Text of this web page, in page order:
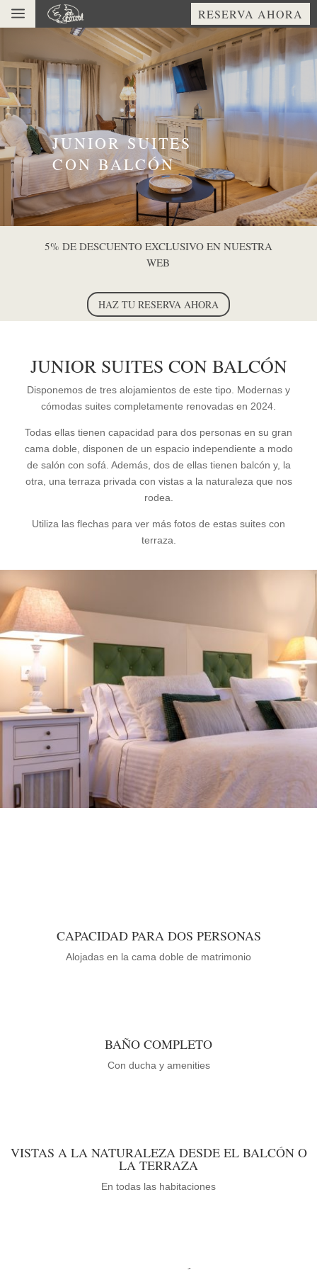
a RESERVA AHORA
JUNIOR SUITES
CON BALCÓN
5% DE DESCUENTO EXCLUSIVO EN NUESTRA
WEB
HAZ TU RESERVA AHORA
JUNIOR SUITES CON BALCÓN
Disponemos de tres alojamientos de este tipo. Modernas y
cómodas suites completamente renovadas en 2024.
Todas ellas tienen capacidad para dos personas en su gran
cama doble, disponen de un espacio independiente a modo
de salón con sofá. Además, dos de ellas tienen balcón y, la
otra, una terraza privada con vistas a la naturaleza que nos
rodea.
Utiliza las flechas para ver más fotos de estas suites con
terraza.
CAPACIDAD PARA DOS PERSONAS
Alojadas en la cama doble de matrimonio
BAÑO COMPLETO
Con ducha y amenities
VISTAS A LA NATURALEZA DESDE EL BALCÓN O
LA TERRAZA
En todas las habitaciones